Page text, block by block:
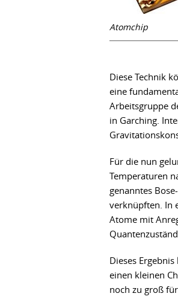
Atomchip
Diese Technik
eine
Arbeitsgruppe
in Garching.
Für die nun
Temperaturen
genanntes
verknüpften. In
Atome mit
Dieses
einen kleinen
noch zu groß